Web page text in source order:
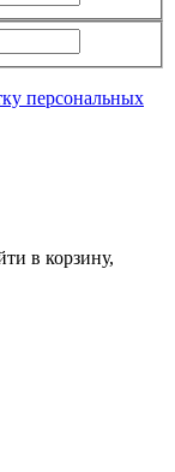
персональных
в корзину,